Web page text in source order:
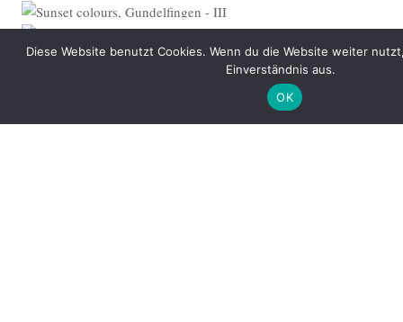
Diese Website benutzt Cookies. Wenn du die Website weiter
Einverständnis aus.
OK